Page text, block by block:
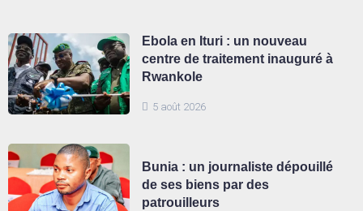
5 août 2026
Ebola en Ituri : un nouveau
centre de traitement inauguré à
Rwankole
Bunia : un journaliste dépouillé
de ses biens par des
patrouilleurs